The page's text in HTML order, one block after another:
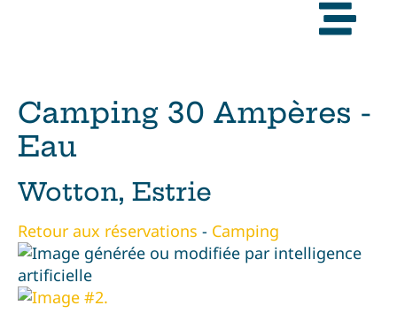
Camping 30 Ampères -
Eau
Wotton, Estrie
Retour aux réservations - Camping